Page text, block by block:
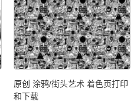
原创 涂鸦/街头艺术 着色页打印
和下载